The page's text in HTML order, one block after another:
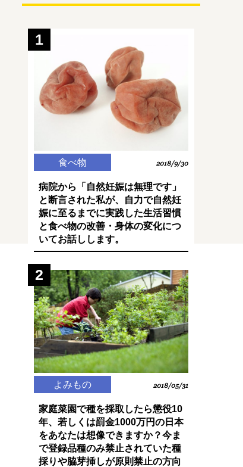
1
食べ物 2018/9/30
病院から「自然妊娠は無理です」
と断言された私が、自力で自然妊
娠に至るまでに実践した生活習慣
と食べ物の改善・身体の変化につ
いてお話しします。
2
よみもの 2018/05/31
家庭菜園で種を採取したら懲役10
年、若しくは罰金1000万円の日本
をあなたは想像できますか？今ま
で登録品種のみ禁止されていた種
採りや脇芽挿しが原則禁止の方向